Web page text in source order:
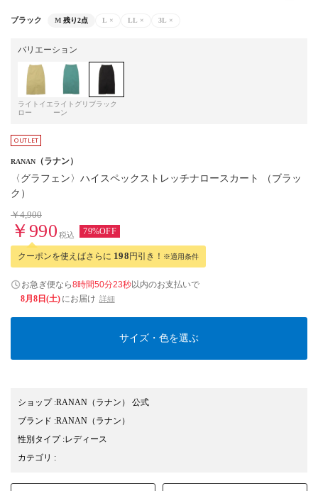
ブラック M 残り2点 L × LL × 3L ×
バリエーション
ライトイエ
ロー
ライトグリ
ーン
ブラック
RANAN （ラナン）
〈グラフェン〉ハイスペックストレッチナロースカート （ブラッ
ク）
￥4,900
￥990 税込 79%OFF
クーポンを使えばさらに 198円引き！ ※適用条件
お急ぎ便なら8時間50分23秒以内のお支払いで
8月8日(土) にお届け 詳細
サイズ・色を選ぶ
ショップ:RANAN（ラナン） 公式
ブランド :RANAN （ラナン）
性別タイプ:レディース
カテゴリ :